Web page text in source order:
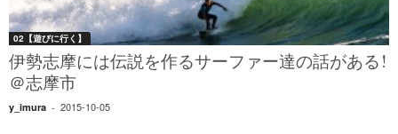
02【遊びに行く】
伊勢志摩には伝説を作るサーファー達の話がある!
＠志摩市
y_imura - 2015-10-05